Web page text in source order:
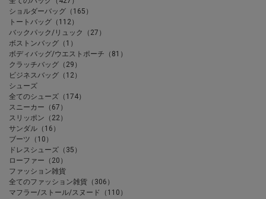
ショルダーバッグ（165）
トートバッグ（112）
バックパック/リュック（27）
ボストンバッグ（1）
ボディバッグ/ウエストポーチ（81）
クラッチバッグ（29）
ビジネスバッグ（12）
シューズ
全てのシューズ（174）
スニーカー（67）
スリッポン（22）
サンダル（16）
ブーツ（10）
ドレスシューズ（35）
ローファー（20）
ファッション雑貨
全てのファッション雑貨（306）
マフラー/ストール/スヌード（110）